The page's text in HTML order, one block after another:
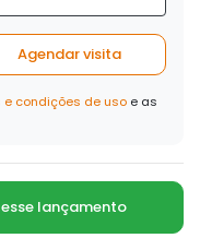
Agendar visita
e condições de uso e as
lançamento